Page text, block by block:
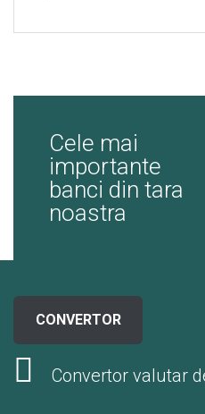
Cele mai
importante
banci din tara
noastra
CONVERTOR
Convertor valutar